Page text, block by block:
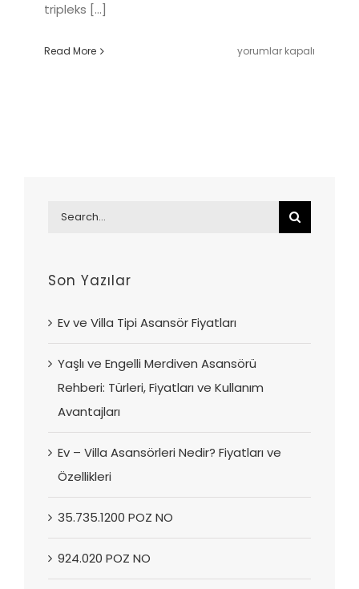
tripleks [...]
Read More
Ev
yorumlar kapalı
Search
Son Yazılar
Ev ve Villa Tipi Asansör Fiyatları
Yaşlı ve Engelli Merdiven Asansörü
Rehberi: Türleri, Fiyatları ve Kullanım
Avantajları
Ev – Villa Asansörleri Nedir? Fiyatları ve
Özellikleri
35.735.1200 POZ NO
924.020 POZ NO